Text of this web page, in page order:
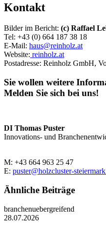
Kontakt
Bilder im Bericht: (c) Raffael
Tel: +43 (0) 664 187 38 18
E-Mail: haus@reinholz.at
Website: reinholz.at
Postadresse: Reinholz GmbH,
Sie wollen weitere
Melden Sie sich bei uns!
DI Thomas Puster
Innovations- und
M: +43 664 963 25 47
E: puster@holzcluster-
Ähnliche Beiträge
branchenuebergreifend
28.07.2026